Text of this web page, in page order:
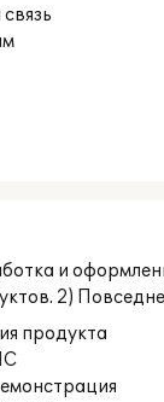
и
2)
продукта